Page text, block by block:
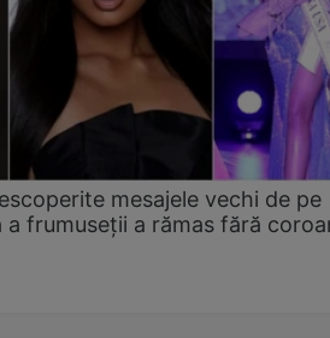
mesajele vechi de pe
frumuseții a rămas fără